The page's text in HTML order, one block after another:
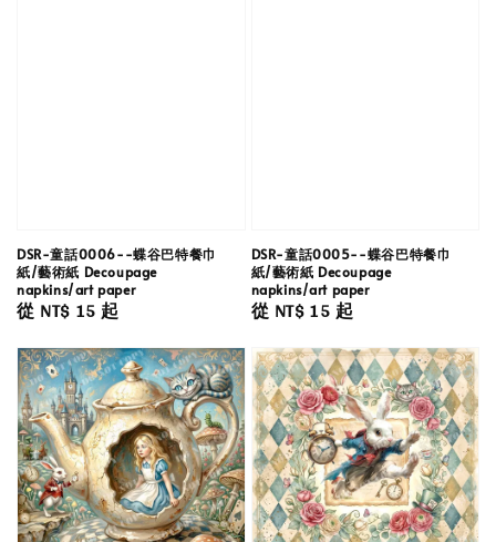
DSR-童話0006--蝶谷巴特餐巾
紙/藝術紙 Decoupage
napkins/art paper
Regular
從 NT$ 15起
DSR-童話0005--蝶谷巴特餐巾
紙/藝術紙 Decoupage
napkins/art paper
Regular
從 NT$ 15起